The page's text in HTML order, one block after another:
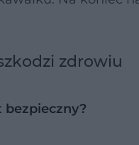
zdrowiu
bezpieczny?